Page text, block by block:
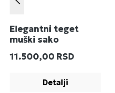
Elegantni teget
muški sako
Redovna cena:
11.500,00 RSD
Detalji